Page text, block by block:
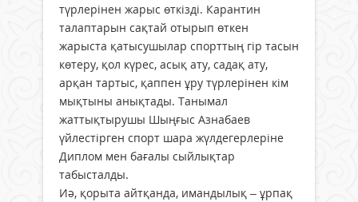
түрлерінен жарыс өткізді. Карантин
талаптарын сақтай отырып өткен
жарыста қатысушылар спорттың гір тасын
көтеру, қол күрес, асық ату, садақ ату,
арқан тартыс, қаппен ұру түрлерінен кім
мықтыны анықтады. Танымал
жаттықтырушы Шыңғыс Азнабаев
үйлестірген спорт шара жүлдегерлеріне
Диплом мен бағалы сыйлықтар
табысталды.
Иә, қорыта айтқанда, имандылық – ұрпақ